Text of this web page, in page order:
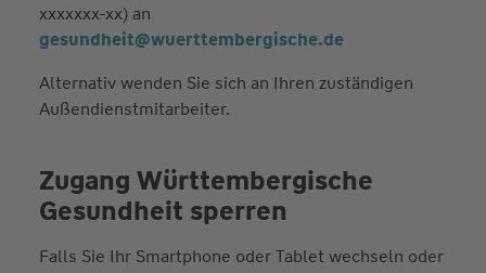
xxxxxxx-xx) an
gesundheit@wuerttembergische.de
Alternativ wenden Sie sich an Ihren zuständigen
Außendienstmitarbeiter.
Zugang Württembergische
Gesundheit sperren
Falls Sie Ihr Smartphone oder Tablet wechseln oder